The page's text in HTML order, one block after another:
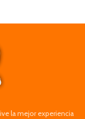
la mejor experiencia